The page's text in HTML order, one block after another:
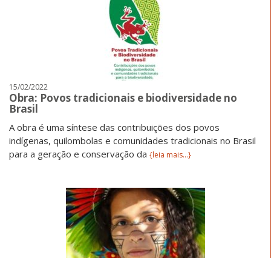
15/02/2022
Obra: Povos tradicionais e biodiversidade no
Brasil
A obra é uma síntese das contribuições dos povos
indígenas, quilombolas e comunidades tradicionais no Brasil
para a geração e conservação da {leia mais...}